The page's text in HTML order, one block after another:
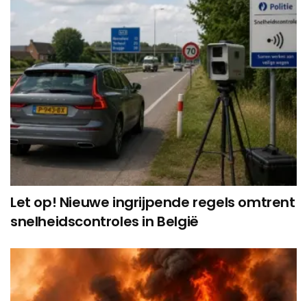
Let op! Nieuwe ingrijpende regels omtrent
snelheidscontroles in België